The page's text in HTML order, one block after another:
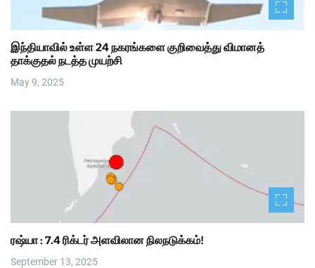
இந்தியாவில் உள்ள 24 நகரங்களை குறிவைத்து விமானத்
தாக்குதல் நடத்த முயற்சி
May 9, 2025
ரஷ்யா : 7.4 ரிக்டர் அளவிலான நிலநடுக்கம்!
September 13, 2025